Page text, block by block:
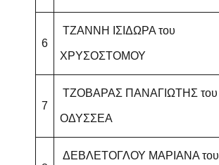
6
ΤΖΑΝΝΗ ΙΣΙΔΩΡΑ του
ΧΡΥΣΟΣΤΟΜΟΥ
7
ΤΖΟΒΑΡΑΣ ΠΑΝΑΓΙΩΤΗΣ του
ΟΔΥΣΣΕΑ
ΔΕΒΛΕΤΟΓΛΟΥ ΜΑΡΙΑΝΑ του